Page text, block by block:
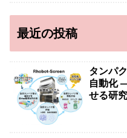
最近の投稿
タンパ
自動化
せる研